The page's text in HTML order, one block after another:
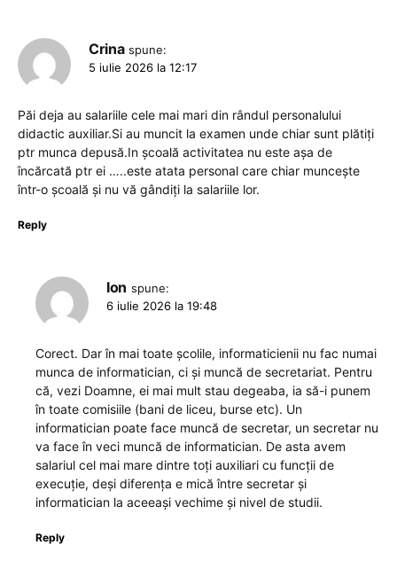
Crina spune:
5 iulie 2026 la 12:17
Păi deja au salariile cele mai mari din rândul personalului
didactic auxiliar.Si au muncit la examen unde chiar sunt plătiți
ptr munca depusă.In școală activitatea nu este așa de
încărcată ptr ei …..este atata personal care chiar muncește
într-o școală și nu vă gândiți la salariile lor.
Reply
Ion spune:
6 iulie 2026 la 19:48
Corect. Dar în mai toate școlile, informaticienii nu fac numai
munca de informatician, ci și muncă de secretariat. Pentru
că, vezi Doamne, ei mai mult stau degeaba, ia să-i punem
în toate comisiile (bani de liceu, burse etc). Un
informatician poate face muncă de secretar, un secretar nu
va face în veci muncă de informatician. De asta avem
salariul cel mai mare dintre toți auxiliari cu funcții de
execuție, deși diferența e mică între secretar și
informatician la aceeași vechime și nivel de studii.
Reply